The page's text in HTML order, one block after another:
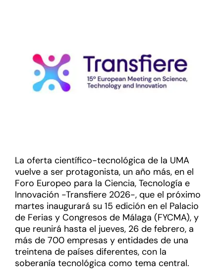
La oferta científico-tecnológica de la UMA
vuelve a ser protagonista, un año más, en el
Foro Europeo para la Ciencia, Tecnología e
Innovación -Transfiere 2026-, que el próximo
martes inaugurará su 15 edición en el Palacio
de Ferias y Congresos de Málaga (FYCMA), y
que reunirá hasta el jueves, 26 de febrero, a
más de 700 empresas y entidades de una
treintena de países diferentes, con la
soberanía tecnológica como tema central.